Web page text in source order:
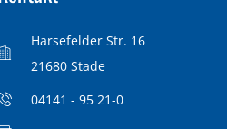
Harsefelder Str. 16
21680 Stade
04141 - 95 21-0